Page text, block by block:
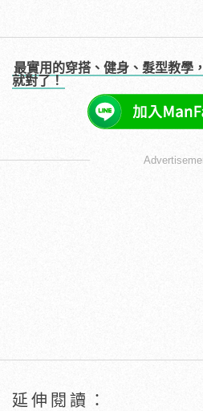
最實用的穿搭、健身、髮型教學
就對了！
延伸閱讀：